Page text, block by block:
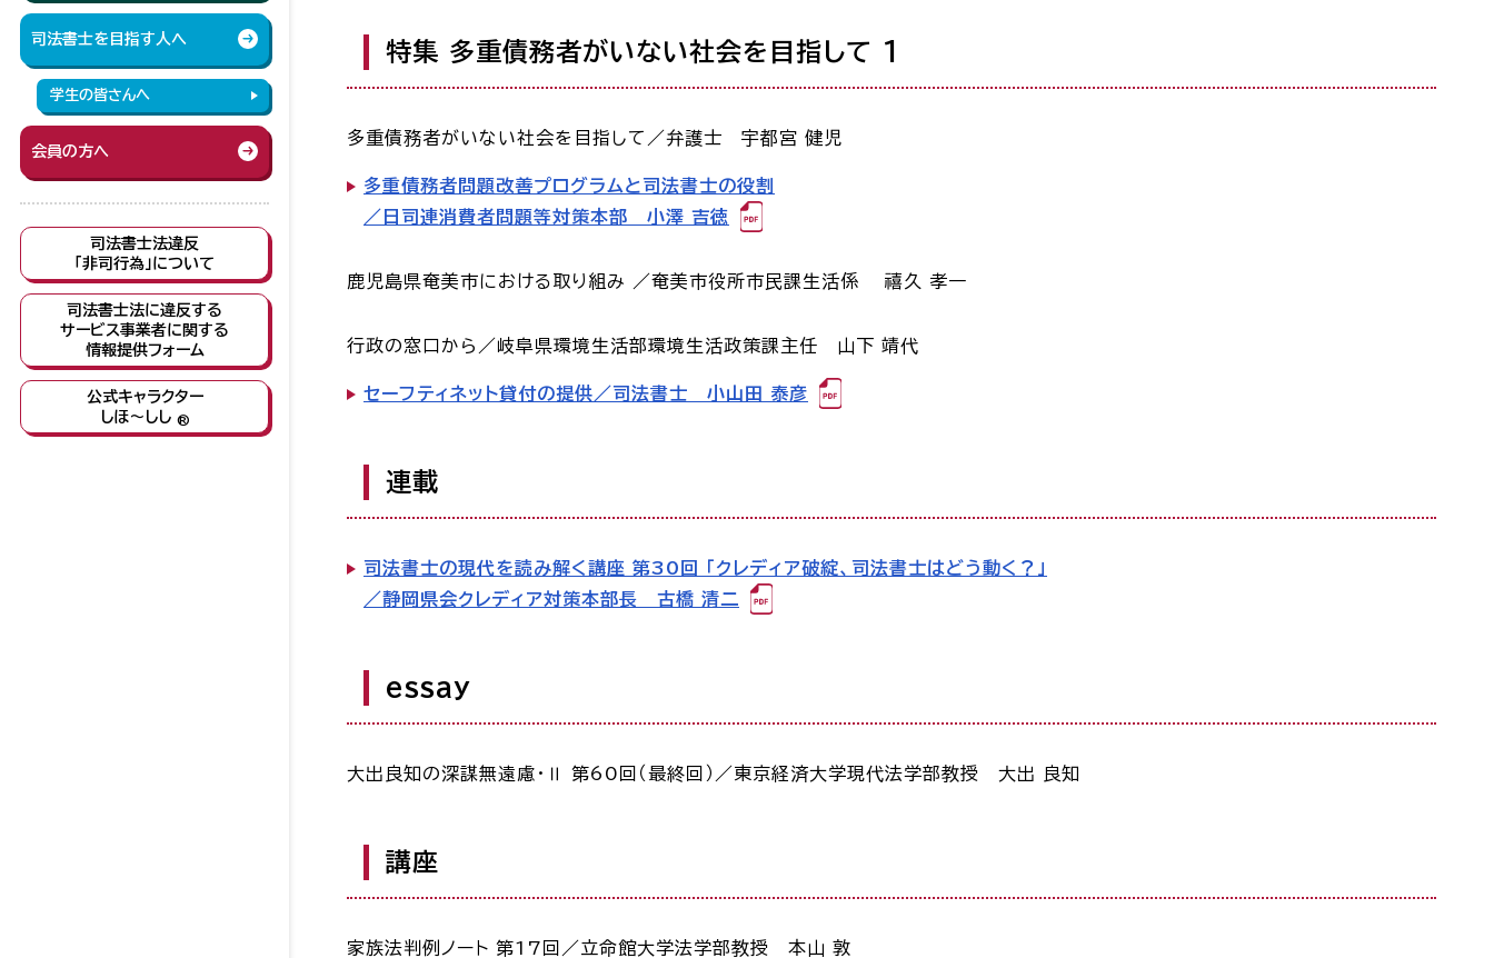
司法書士を目指す人へ
学生の皆さんへ
会員の方へ
司法書士法違反
「非司行為」について
司法書士法に違反する
サービス事業者に関する
情報提供フォーム
公式キャラクター
しほ～しし ®
特集 多重債務者がいない社会を目指して 1
多重債務者がいない社会を目指して／弁護士 宇都宮 健児
多重債務者問題改善プログラムと司法書士の役割
／日司連消費者問題等対策本部 小澤 吉徳
鹿児島県奄美市における取り組み ／奄美市役所市民課生活係 禧久 孝一
行政の窓口から／岐阜県環境生活部環境生活政策課主任 山下 靖代
セーフティネット貸付の提供／司法書士 小山田 泰彦
連載
司法書士の現代を読み解く講座 第30回 「クレディア破綻、司法書士はどう動く？」
／静岡県会クレディア対策本部長 古橋 清二
essay
大出良知の深謀無遠慮・Ⅱ 第60回（最終回）／東京経済大学現代法学部教授 大出 良知
講座
家族法判例ノート 第17回／立命館大学法学部教授 本山 敦